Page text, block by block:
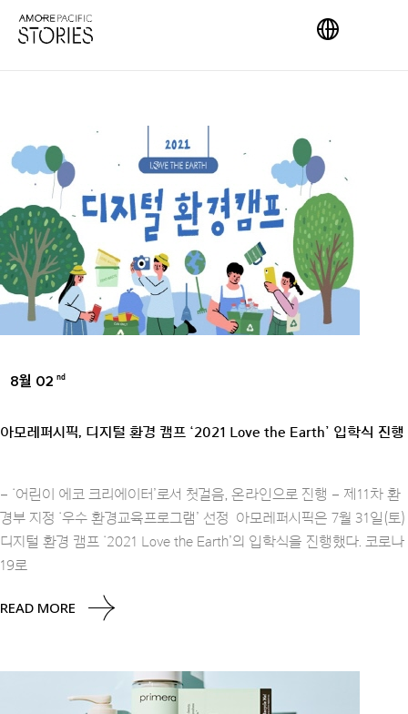
8월 02 nd
아모레퍼시픽, 디지털 환경 캠프 ‘2021 Love the Earth’ 입학식 진행
– ‘어린이 에코 크리에이터’로서 첫걸음, 온라인으로 진행 – 제11차 환
경부 지정 ‘우수 환경교육프로그램’ 선정 아모레퍼시픽은 7월 31일(토)
디지털 환경 캠프 ‘2021 Love the Earth’의 입학식을 진행했다. 코로나
19로
READ MORE